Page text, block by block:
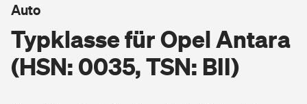
Berufsunfähigkeitsversicherung
Erwerbsunfähigkeitsversicherung
Wohnen
Typklasse für Opel Antara
(HSN: 0035, TSN: BII)
Auto